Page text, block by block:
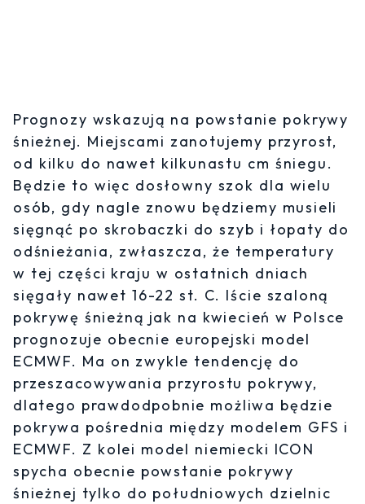
Prognozy wskazują na powstanie pokrywy
śnieżnej. Miejscami zanotujemy przyrost,
od kilku do nawet kilkunastu cm śniegu.
Będzie to więc dosłowny szok dla wielu
osób, gdy nagle znowu będziemy musieli
sięgnąć po skrobaczki do szyb i łopaty do
odśnieżania, zwłaszcza, że temperatury
w tej części kraju w ostatnich dniach
sięgały nawet 16-22 st. C. Iście szaloną
pokrywę śnieżną jak na kwiecień w Polsce
prognozuje obecnie europejski model
ECMWF. Ma on zwykle tendencję do
przeszacowywania przyrostu pokrywy,
dlatego prawdodpobnie możliwa będzie
pokrywa pośrednia między modelem GFS i
ECMWF. Z kolei model niemiecki ICON
spycha obecnie powstanie pokrywy
śnieżnej tylko do południowych dzielnic